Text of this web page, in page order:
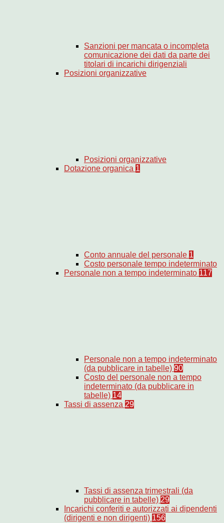
Sanzioni per mancata o incompleta
comunicazione dei dati da parte dei
titolari di incarichi dirigenziali
Posizioni organizzative
Posizioni organizzative
Dotazione organica 1
Conto annuale del personale 1
Costo personale tempo indeterminato
Personale non a tempo indeterminato 117
Personale non a tempo indeterminato
(da pubblicare in tabelle) 90
Costo del personale non a tempo
indeterminato (da pubblicare in
tabelle) 14
Tassi di assenza 29
Tassi di assenza trimestrali (da
pubblicare in tabelle) 29
Incarichi conferiti e autorizzati ai dipendenti
(dirigenti e non dirigenti) 156